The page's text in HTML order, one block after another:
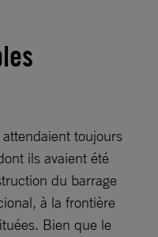
toujours
ils avaient été
du barrage
à la frontière
Bien que le